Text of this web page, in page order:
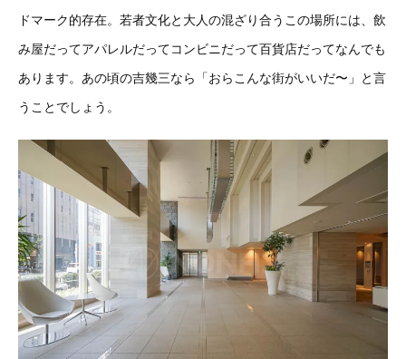
ドマーク的存在。若者文化と大人の混ざり合うこの場所には、飲
み屋だってアパレルだってコンビニだって百貨店だってなんでも
あります。あの頃の吉幾三なら「おらこんな街がいいだ〜」と言
うことでしょう。